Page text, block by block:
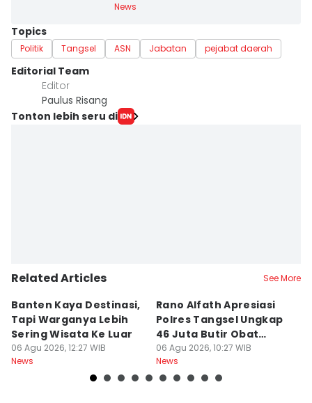
News
Topics
Politik Tangsel ASN Jabatan pejabat daerah
Editorial Team
Editor
Paulus Risang
Tonton lebih seru di
Related Articles See More
Banten Kaya Destinasi,
Tapi Warganya Lebih
Sering Wisata Ke Luar
06 Agu 2026, 12:27 WIB
News
Rano Alfath Apresiasi
Polres Tangsel Ungkap
46 Juta Butir Obat
Keras
06 Agu 2026, 10:27 WIB
News